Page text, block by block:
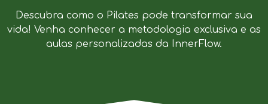
Descubra como o Pilates pode transformar sua
vida! Venha conhecer a metodologia exclusiva e as
aulas personalizadas da InnerFlow.